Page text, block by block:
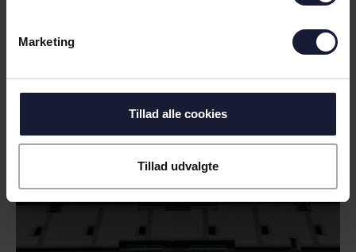
Marketing
Tillad alle cookies
Tillad udvalgte
NYHED
AGF BYDER AARHUS FREMAD
VELKOMMEN PÅ CERES PARK